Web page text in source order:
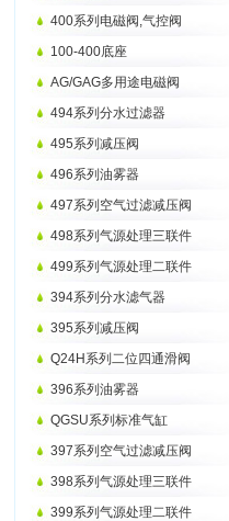
400系列电磁阀,气控阀
100-400底座
AG/GAG多用途电磁阀
494系列分水过滤器
495系列减压阀
496系列油雾器
497系列空气过滤减压阀
498系列气源处理三联件
499系列气源处理二联件
394系列分水滤气器
395系列减压阀
Q24H系列二位四通滑阀
396系列油雾器
QGSU系列标准气缸
397系列空气过滤减压阀
398系列气源处理三联件
399系列气源处理二联件